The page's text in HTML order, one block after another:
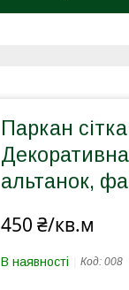
Паркан
альтанок,
450 ₴/кв.м
В наявності Код: 008